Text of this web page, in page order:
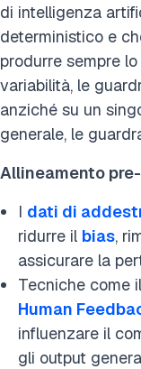
di intelligenza
deterministico e
produrre sempre
variabilità, le
anziché su un
generale, le
Allineamento
I dati di
ridurre il bias,
assicurare la
Tecniche come il
Human
influenzare il
gli output